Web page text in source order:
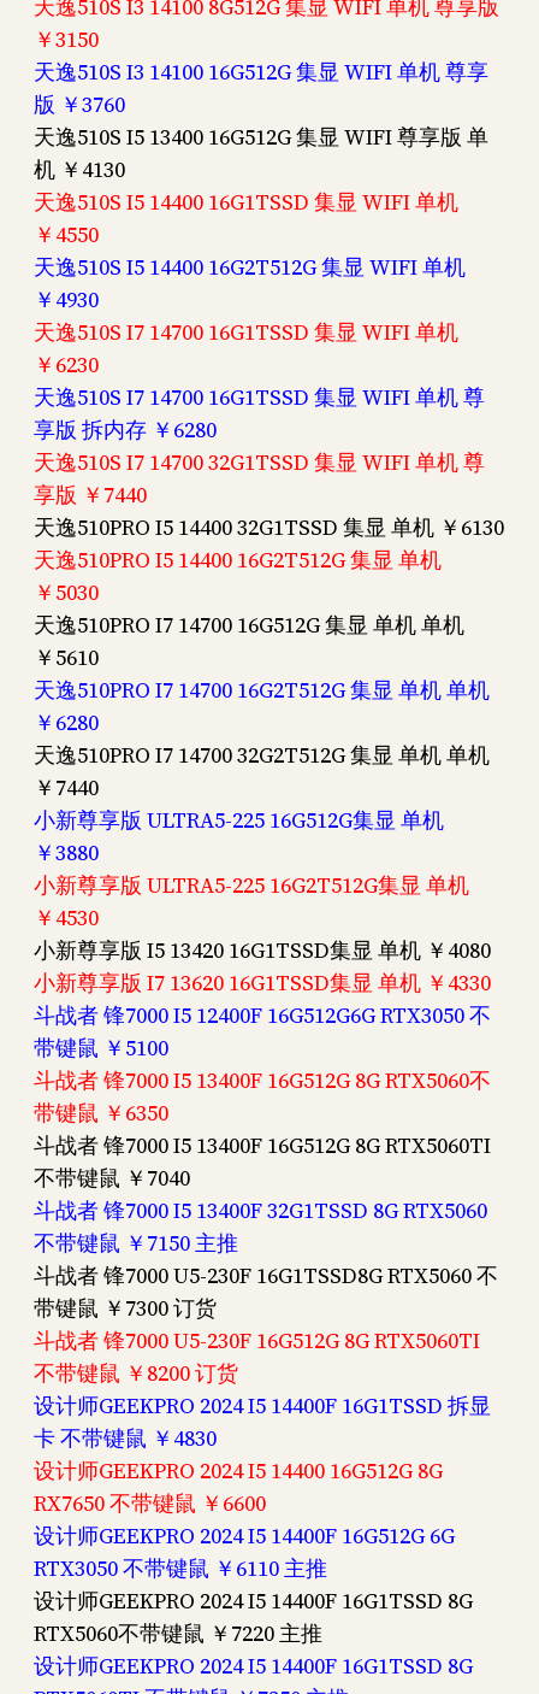
天逸510S I3 14100 8G512G 集显 WIFI 单机 尊享版
￥3150
天逸510S I3 14100 16G512G 集显 WIFI 单机 尊享
版 ￥3760
天逸510S I5 13400 16G512G 集显 WIFI 尊享版 单
机 ￥4130
天逸510S I5 14400 16G1TSSD 集显 WIFI 单机
￥4550
天逸510S I5 14400 16G2T512G 集显 WIFI 单机
￥4930
天逸510S I7 14700 16G1TSSD 集显 WIFI 单机
￥6230
天逸510S I7 14700 16G1TSSD 集显 WIFI 单机 尊
享版 拆内存 ￥6280
天逸510S I7 14700 32G1TSSD 集显 WIFI 单机 尊
享版 ￥7440
天逸510PRO I5 14400 32G1TSSD 集显 单机 ￥6130
天逸510PRO I5 14400 16G2T512G 集显 单机
￥5030
天逸510PRO I7 14700 16G512G 集显 单机 单机
￥5610
天逸510PRO I7 14700 16G2T512G 集显 单机 单机
￥6280
天逸510PRO I7 14700 32G2T512G 集显 单机 单机
￥7440
小新尊享版 ULTRA5-225 16G512G集显 单机
￥3880
小新尊享版 ULTRA5-225 16G2T512G集显 单机
￥4530
小新尊享版 I5 13420 16G1TSSD集显 单机 ￥4080
小新尊享版 I7 13620 16G1TSSD集显 单机 ￥4330
斗战者 锋7000 I5 12400F 16G512G6G RTX3050 不
带键鼠 ￥5100
斗战者 锋7000 I5 13400F 16G512G 8G RTX5060不
带键鼠 ￥6350
斗战者 锋7000 I5 13400F 16G512G 8G RTX5060TI
不带键鼠 ￥7040
斗战者 锋7000 I5 13400F 32G1TSSD 8G RTX5060
不带键鼠 ￥7150 主推
斗战者 锋7000 U5-230F 16G1TSSD8G RTX5060 不
带键鼠 ￥7300 订货
斗战者 锋7000 U5-230F 16G512G 8G RTX5060TI
不带键鼠 ￥8200 订货
设计师GEEKPRO 2024 I5 14400F 16G1TSSD 拆显
卡 不带键鼠 ￥4830
设计师GEEKPRO 2024 I5 14400 16G512G 8G
RX7650 不带键鼠 ￥6600
设计师GEEKPRO 2024 I5 14400F 16G512G 6G
RTX3050 不带键鼠 ￥6110 主推
设计师GEEKPRO 2024 I5 14400F 16G1TSSD 8G
RTX5060不带键鼠 ￥7220 主推
设计师GEEKPRO 2024 I5 14400F 16G1TSSD 8G